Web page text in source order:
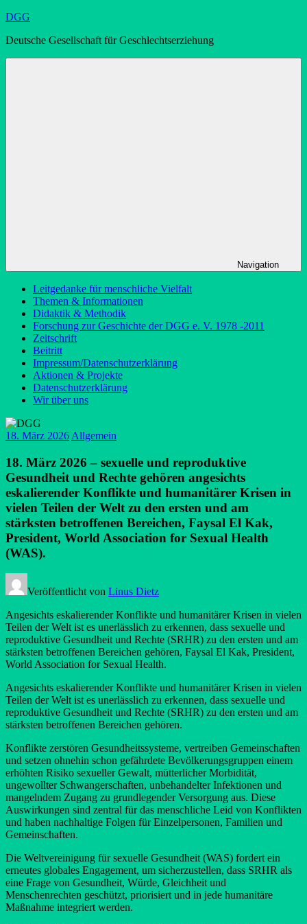
Zum
springen
DGG
Deutsche Gesellschaft für Geschlechtserziehung
Navigation
Leitgedanke für menschliche Vielfalt
Themen & Informationen
Didaktik & Methodik
Forschung zur Geschichte der DGG e. V. 1978 -2011
Zeitschrift
Beitritt
Impressum/Datenschutzerklärung
Aktionen & Projekte
Datenschutzerklärung
Wir über uns
18. März 2026 Allgemein
18. März 2026 – sexuelle und reproduktive
Gesundheit und Rechte gehören angesichts
eskalierender Konflikte und humanitärer Krisen in
vielen Teilen der Welt zu den ersten und am
stärksten betroffenen Bereichen, Faysal El Kak,
President, World Association for Sexual Health
(WAS).
Veröffentlicht von Linus Dietz
Angesichts eskalierender Konflikte und humanitärer Krisen in vielen
Teilen der Welt ist es unerlässlich zu erkennen, dass sexuelle und
reproduktive Gesundheit und Rechte (SRHR) zu den ersten und am
stärksten betroffenen Bereichen gehören, Faysal El Kak, President,
World Association for Sexual Health.
Angesichts eskalierender Konflikte und humanitärer Krisen in vielen
Teilen der Welt ist es unerlässlich zu erkennen, dass sexuelle und
reproduktive Gesundheit und Rechte (SRHR) zu den ersten und am
stärksten betroffenen Bereichen gehören.
Konflikte zerstören Gesundheitssysteme, vertreiben Gemeinschaften
und setzen ohnehin schon gefährdete Bevölkerungsgruppen einem
erhöhten Risiko sexueller Gewalt, mütterlicher Morbidität,
ungewollter Schwangerschaften, unbehandelter Infektionen und
mangelndem Zugang zu grundlegender Versorgung aus. Diese
Auswirkungen sind zentral für das menschliche Leid von Konflikten
und haben nachhaltige Folgen für Einzelpersonen, Familien und
Gemeinschaften.
Die Weltvereinigung für sexuelle Gesundheit (WAS) fordert ein
erneutes globales Engagement, um sicherzustellen, dass SRHR als
eine Frage von Gesundheit, Würde, Gleichheit und
Menschenrechten geschützt, priorisiert und in jede humanitäre
Maßnahme integriert werden.